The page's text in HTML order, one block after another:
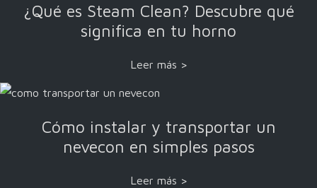
¿Qué es Steam Clean? Descubre qué
significa en tu horno
Leer más >
Cómo instalar y transportar un
nevecon en simples pasos
Leer más >